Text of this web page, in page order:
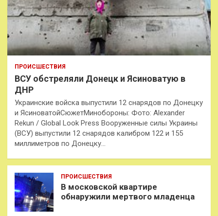
ПРОИСШЕСТВИЯ
ВСУ обстреляли Донецк и Ясиноватую в
ДНР
Украинские войска выпустили 12 снарядов по Донецку
и ЯсиноватойСюжетМинобороны: Фото: Alexander
Rekun / Global Look Press Вооруженные силы Украины
(ВСУ) выпустили 12 снарядов калибром 122 и 155
миллиметров по Донецку…
ПРОИСШЕСТВИЯ
В московской квартире
обнаружили мертвого младенца